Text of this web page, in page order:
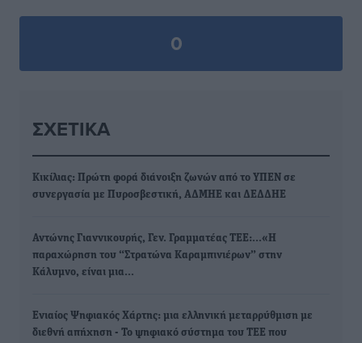
0
ΣΧΕΤΙΚΆ
Κικίλιας: Πρώτη φορά διάνοιξη ζωνών από το ΥΠΕΝ σε
συνεργασία με Πυροσβεστική, ΑΔΜΗΕ και ΔΕΔΔΗΕ
Αντώνης Γιαννικουρής, Γεν. Γραμματέας ΤΕΕ:…«Η
παραχώρηση του “Στρατώνα Καραμπινιέρων” στην
Κάλυμνο, είναι μια…
Ενιαίος Ψηφιακός Χάρτης: μια ελληνική μεταρρύθμιση με
διεθνή απήχηση - Το ψηφιακό σύστημα του ΤΕΕ που